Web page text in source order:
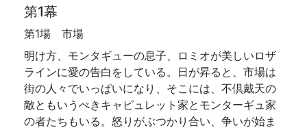
第1幕
第1場 市場
明け方、モンタギューの息子、ロミオが美しいロザ
ラインに愛の告白をしている。日が昇ると、市場は
街の人々でいっぱいになり、そこには、不倶戴天の
敵ともいうべきキャピュレット家とモンターギュ家
の者たちもいる。怒りがぶつかり合い、争いが始ま